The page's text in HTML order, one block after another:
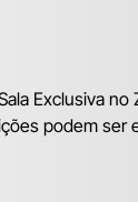
Exclusiva no
podem ser